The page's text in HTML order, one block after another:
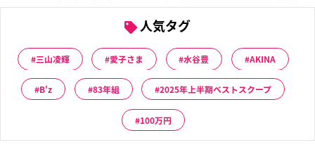
人気タグ
三山凌輝 愛子さま 水谷豊 AKINA
B'z 83年組 2025年上半期ベストスクープ
100万円